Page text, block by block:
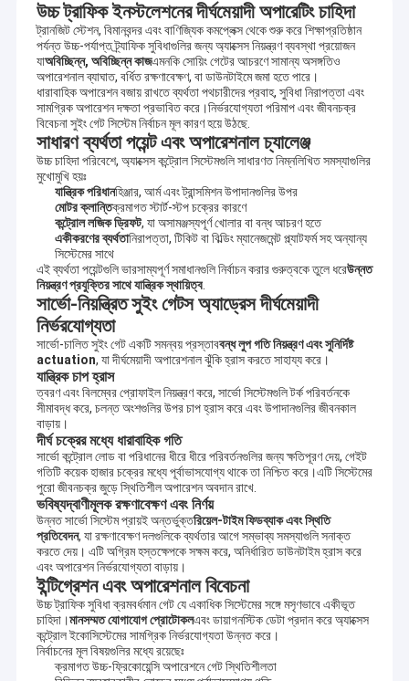
উচ্চ ট্রাফিক ইনস্টলেশনের দীর্ঘমেয়াদী অপারেটিং চাহিদা
ট্রানজিট স্টেশন, বিমানবন্দর এবং বাণিজ্যিক কমপ্লেক্স থেকে শুরু করে শিক্ষাপ্রতিষ্ঠান
পর্যন্ত উচ্চ-পর্যাপ্ত ট্র্যাফিক সুবিধাগুলির জন্য অ্যাক্সেস নিয়ন্ত্রণ ব্যবস্থা প্রয়োজন
যাঅবিচ্ছিন্ন, অবিচ্ছিন্ন কাজএমনকি সোয়িং গেটের আচরণে সামান্য অসঙ্গতিও
অপারেশনাল ব্যাঘাত, বর্ধিত রক্ষণাবেক্ষণ, বা ডাউনটাইমে জমা হতে পারে।
ধারাবাহিক অপারেশন বজায় রাখতে ব্যর্থতা পথচারীদের প্রবাহ, সুবিধা নিরাপত্তা এবং
সামগ্রিক অপারেশন দক্ষতা প্রভাবিত করে।নির্ভরযোগ্যতা পরিমাপ এবং জীবনচক্র
বিবেচনা সুইং গেট সিস্টেম নির্বাচন মূল কারণ হয়ে উঠছে.
সাধারণ ব্যর্থতা পয়েন্ট এবং অপারেশনাল চ্যালেঞ্জ
উচ্চ চাহিদা পরিবেশে, অ্যাক্সেস কন্ট্রোল সিস্টেমগুলি সাধারণত নিম্নলিখিত সমস্যাগুলির
মুখোমুখি হয়ঃ
যান্ত্রিক পরিধানহিঞ্জার, আর্ম এবং ট্রান্সমিশন উপাদানগুলির উপর
মোটর ক্লান্তিক্রমাগত স্টার্ট-স্টপ চক্রের কারণে
কন্ট্রোল লজিক ড্রিফট, যা অসামঞ্জস্যপূর্ণ খোলার বা বন্ধ আচরণ হতে
একীকরণের ব্যর্থতানিরাপত্তা, টিকিট বা বিল্ডিং ম্যানেজমেন্ট প্ল্যাটফর্ম সহ অন্যান্য
সিস্টেমের সাথে
এই ব্যর্থতা পয়েন্টগুলি ভারসাম্যপূর্ণ সমাধানগুলি নির্বাচন করার গুরুত্বকে তুলে ধরেউন্নত
নিয়ন্ত্রণ প্রযুক্তির সাথে যান্ত্রিক স্থায়িত্ব.
সার্ভো-নিয়ন্ত্রিত সুইং গেটস অ্যাড্রেস দীর্ঘমেয়াদী
নির্ভরযোগ্যতা
সার্ভো-চালিত সুইং গেট একটি সমন্বয় প্রস্তাববন্ধ লুপ গতি নিয়ন্ত্রণ এবং সুনির্দিষ্ট
actuation, যা দীর্ঘমেয়াদী অপারেশনাল ঝুঁকি হ্রাস করতে সাহায্য করে।
যান্ত্রিক চাপ হ্রাস
ত্বরণ এবং বিলম্বের প্রোফাইল নিয়ন্ত্রণ করে, সার্ভো সিস্টেমগুলি টর্ক পরিবর্তনকে
সীমাবদ্ধ করে, চলন্ত অংশগুলির উপর চাপ হ্রাস করে এবং উপাদানগুলির জীবনকাল
বাড়ায়।
দীর্ঘ চক্রের মধ্যে ধারাবাহিক গতি
সার্ভো কন্ট্রোল লোড বা পরিধানের ধীরে ধীরে পরিবর্তনগুলির জন্য ক্ষতিপূরণ দেয়, গেইট
গতিটি কয়েক হাজার চক্রের মধ্যে পূর্বাভাসযোগ্য থাকে তা নিশ্চিত করে।এটি সিস্টেমের
পুরো জীবনচক্র জুড়ে স্থিতিশীল অপারেশন অবদান রাখে.
ভবিষ্যদ্বাণীমূলক রক্ষণাবেক্ষণ এবং নির্ণয়
উন্নত সার্ভো সিস্টেম প্রায়ই অন্তর্ভুক্তরিয়েল-টাইম ফিডব্যাক এবং স্থিতি
প্রতিবেদন, যা রক্ষণাবেক্ষণ দলগুলিকে ব্যর্থতার আগে সম্ভাব্য সমস্যাগুলি সনাক্ত
করতে দেয়। এটি অগ্রিম হস্তক্ষেপকে সক্ষম করে, অনির্ধারিত ডাউনটাইম হ্রাস করে
এবং অপারেশন নির্ভরযোগ্যতা বাড়ায়।
ইন্টিগ্রেশন এবং অপারেশনাল বিবেচনা
উচ্চ ট্রাফিক সুবিধা ক্রমবর্ধমান গেট যে একাধিক সিস্টেমের সঙ্গে মসৃণভাবে একীভূত
চাহিদা।মানসম্মত যোগাযোগ প্রোটোকলএবং ডায়াগনস্টিক ডেটা প্রদান করে অ্যাক্সেস
কন্ট্রোল ইকোসিস্টেমের সামগ্রিক নির্ভরযোগ্যতা উন্নত করে।
নির্বাচনের মূল বিষয়গুলির মধ্যে রয়েছেঃ
ক্রমাগত উচ্চ-ফ্রিকোয়েন্সি অপারেশনে গেট স্থিতিশীলতা